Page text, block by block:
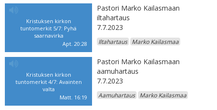
Kristuksen kirkon
tuntomerkit 5/7: Pyhä
saarnavirka
Apt. 20:28
Pastori Marko Kailasmaan
iltahartaus
7.7.2023
Iltahartaus Marko Kailasmaa
Kristuksen kirkon
tuntomerkit 4/7: Avainten
valta
Matt. 16:19
Pastori Marko Kailasmaan
aamuhartaus
7.7.2023
Aamuhartaus Marko Kailasmaa